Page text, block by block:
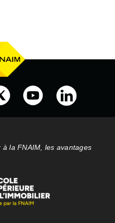
à la FNAIM, les avantages